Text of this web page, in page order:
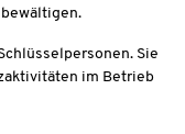
Sie
im Betrieb